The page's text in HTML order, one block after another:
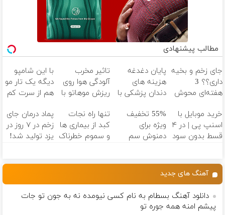
مطالب پیشنهادی
جای زخم و بخیه
داری؟؟ 3
هفته‌ای محوش
پایان دغدغه
هزینه های
دندان پزشکی با
کننده خانگی
تاثیر مخرب
آلودگی هوا روی
ریزش موهاتو با
خنثی کن
با این شامپو
دیگه یک تار مو
هم از سرت کم
تخفیف ویژه)
خرید موبایل با
اسنپ پی | در ۴
قسط بدون سود
55% تخفیف
ویژه برای
دمنوش سم
تنها راه نجات
کبد از بیماری ها
و سموم خطرناک
پماد درمان جای
زخم در ۷ روز در
یزد تولید شد!
آهنگ های جدید
دانلود آهنگ بسطام به نام کسی نیومده نه به جون تو جات
پیشم امنه همه جوره تو